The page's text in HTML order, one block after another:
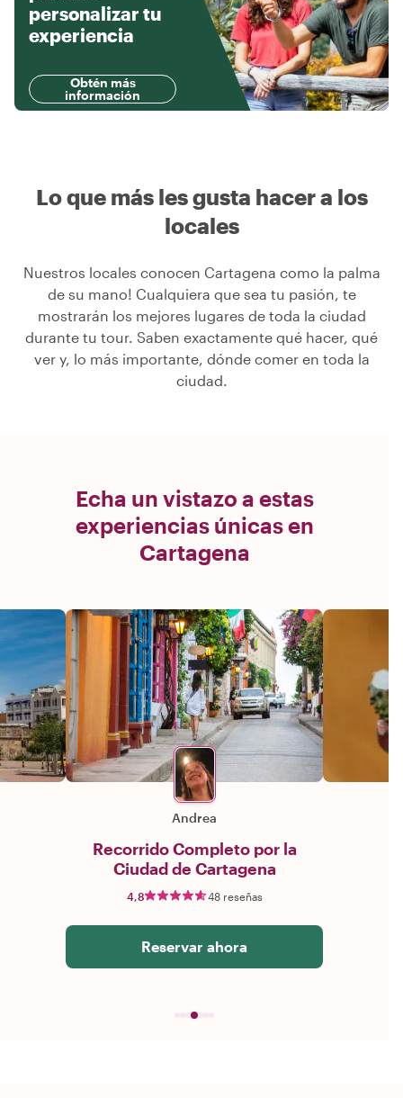
personalizar tu
experiencia
Obtén más
información
Lo que más les gusta hacer a los
locales
Nuestros locales conocen Cartagena como la palma
de su mano! Cualquiera que sea tu pasión, te
mostrarán los mejores lugares de toda la ciudad
durante tu tour. Saben exactamente qué hacer, qué
ver y, lo más importante, dónde comer en toda la
ciudad.
Echa un vistazo a estas
experiencias únicas en
Cartagena
Andrea
Recorrido Completo por la
Ciudad de Cartagena
4,8 48 reseñas
Reservar ahora